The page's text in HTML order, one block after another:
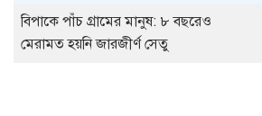
বিপাকে পাঁচ গ্রামের মানুষ: ৮ বছরেও
মেরামত হয়নি জারজীর্ণ সেতু